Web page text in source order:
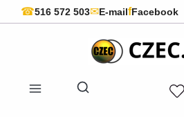
☎516 572 503✉E-mailfFacebook
Otwórz wyszukiwarkę